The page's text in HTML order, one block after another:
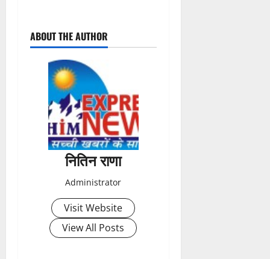
o
ABOUT THE AUTHOR
नितिन राणा
Administrator
Visit Website
View All Posts